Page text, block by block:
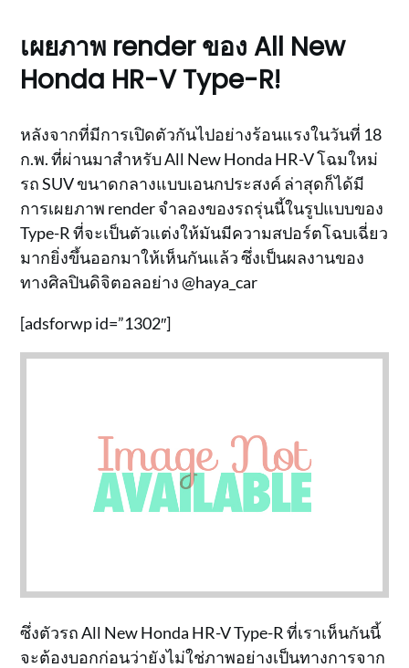
เผยภาพ render ของ All New
Honda HR-V Type-R!
หลังจากที่มีการเปิดตัวกันไปอย่างร้อนแรงในวันที่ 18
ก.พ. ที่ผ่านมาสำหรับ All New Honda HR-V โฉมใหม่
รถ SUV ขนาดกลางแบบเอนกประสงค์ ล่าสุดก็ได้มี
การเผยภาพ render จำลองของรถรุ่นนี้ในรูปแบบของ
Type-R ที่จะเป็นตัวแต่งให้มันมีความสปอร์ตโฉบเฉี่ยว
มากยิ่งขึ้นออกมาให้เห็นกันแล้ว ซึ่งเป็นผลงานของ
ทางศิลปินดิจิตอลอย่าง @haya_car
[adsforwp id=”1302″]
ซึ่งตัวรถ All New Honda HR-V Type-R ที่เราเห็นกันนี้
จะต้องบอกก่อนว่ายังไม่ใช่ภาพอย่างเป็นทางการจาก